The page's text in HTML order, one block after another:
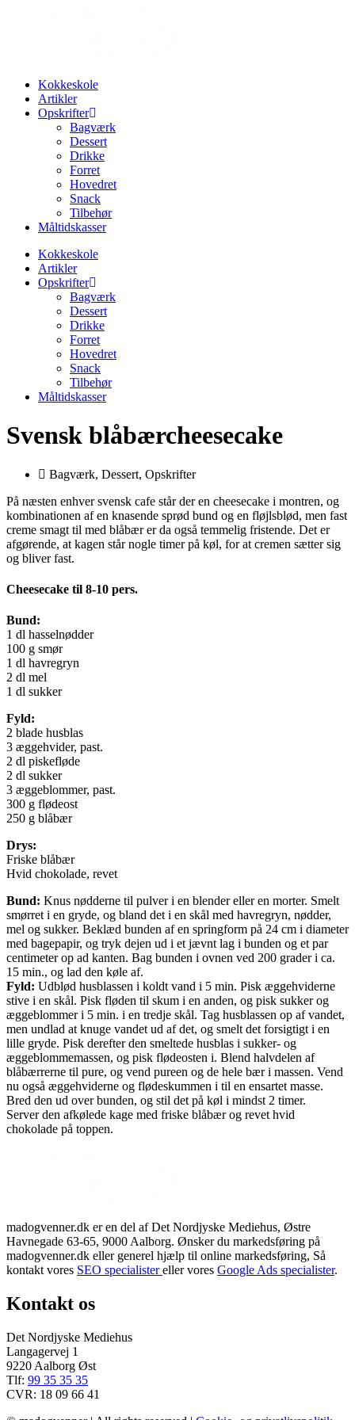
Kokkeskole
Artikler
Opskrifter
Bagværk
Dessert
Drikke
Forret
Hovedret
Snack
Tilbehør
Måltidskasser
Kokkeskole
Artikler
Opskrifter
Bagværk
Dessert
Drikke
Forret
Hovedret
Snack
Tilbehør
Måltidskasser
Svensk blåbærcheesecake
Bagværk, Dessert, Opskrifter
På næsten enhver svensk cafe står der en cheesecake i montren, og
kombinationen af en knasende sprød bund og en fløjlsblød, men fast
creme smagt til med blåbær er da også temmelig fristende. Det er
afgørende, at kagen står nogle timer på køl, for at cremen sætter sig
og bliver fast.
Cheesecake til 8-10 pers.
Bund:
1 dl hasselnødder
100 g smør
1 dl havregryn
2 dl mel
1 dl sukker
Fyld:
2 blade husblas
3 æggehvider, past.
2 dl piskefløde
2 dl sukker
3 æggeblommer, past.
300 g flødeost
250 g blåbær
Drys:
Friske blåbær
Hvid chokolade, revet
Bund: Knus nødderne til pulver i en blender eller en morter. Smelt
smørret i en gryde, og bland det i en skål med havregryn, nødder,
mel og sukker. Beklæd bunden af en springform på 24 cm i diameter
med bagepapir, og tryk dejen ud i et jævnt lag i bunden og et par
centimeter op ad kanten. Bag bunden i ovnen ved 200 grader i ca.
15 min., og lad den køle af.
Fyld: Udblød husblassen i koldt vand i 5 min. Pisk æggehviderne
stive i en skål. Pisk fløden til skum i en anden, og pisk sukker og
æggeblommer i 5 min. i en tredje skål. Tag husblassen op af vandet,
men undlad at knuge vandet ud af det, og smelt det forsigtigt i en
lille gryde. Pisk derefter den smeltede husblas i sukker- og
æggeblommemassen, og pisk flødeosten i. Blend halvdelen af
blåbærrerne til pure, og vend pureen og de hele bær i massen. Vend
nu også æggehviderne og flødeskummen i til en ensartet masse.
Bred den ud over bunden, og stil det på køl i mindst 2 timer.
Server den afkølede kage med friske blåbær og revet hvid
chokolade på toppen.
madogvenner.dk er en del af Det Nordjyske Mediehus, Østre
Havnegade 63-65, 9000 Aalborg. Ønsker du markedsføring på
madogvenner.dk eller generel hjælp til online markedsføring, Så
kontakt vores SEO specialistereller vores Google Ads specialister.
Kontakt os
Det Nordjyske Mediehus
Langagervej 1
9220 Aalborg Øst
Tlf: 99 35 35 35
CVR: 18 09 66 41